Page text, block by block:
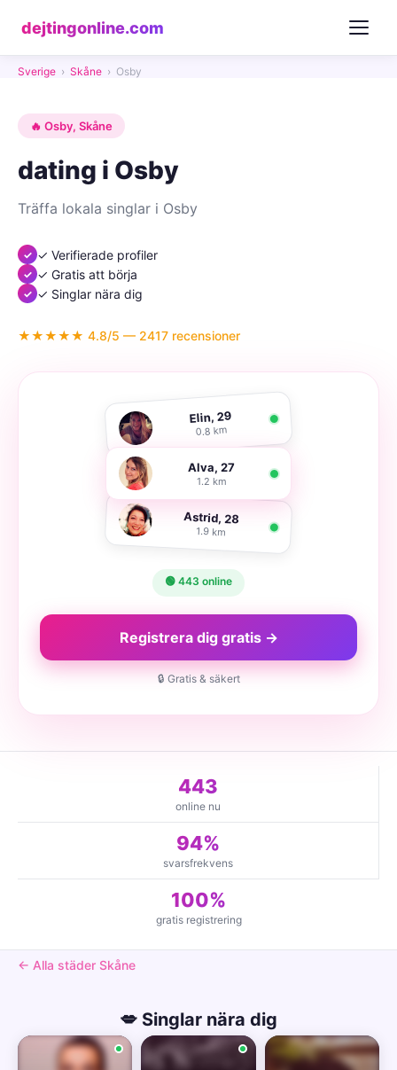
dejtingonline.com
Sverige › Skåne › Osby
🔥 Osby, Skåne
dating i Osby
Träffa lokala singlar i Osby
✓ Verifierade profiler
✓ Gratis att börja
✓ Singlar nära dig
★★★★★ 4.8/5 — 2417 recensioner
Elin, 29
0.8 km
Alva, 27
1.2 km
Astrid, 28
1.9 km
🟢 443 online
Registrera dig gratis →
🔒 Gratis & säkert
443
online nu
94%
svarsfrekvens
100%
gratis registrering
← Alla städer Skåne
💋 Singlar nära dig